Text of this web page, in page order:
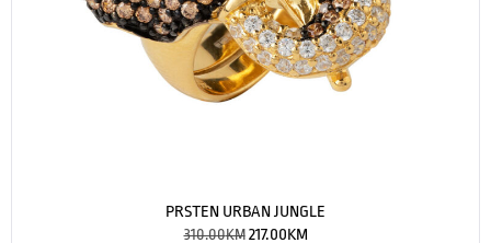
PRSTEN URBAN JUNGLE
310.00KM 217.00KM